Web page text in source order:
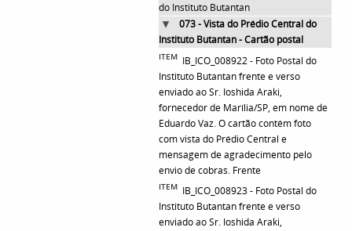
do Instituto Butantan
073 - Vista do Prédio Central do
Instituto Butantan - Cartão postal
ITEM IB_ICO_008922 - Foto Postal do
Instituto Butantan frente e verso
enviado ao Sr. Ioshida Araki,
fornecedor de Marília/SP, em nome de
Eduardo Vaz. O cartão contém foto
com vista do Prédio Central e
mensagem de agradecimento pelo
envio de cobras. Frente
ITEM IB_ICO_008923 - Foto Postal do
Instituto Butantan frente e verso
enviado ao Sr. Ioshida Araki,